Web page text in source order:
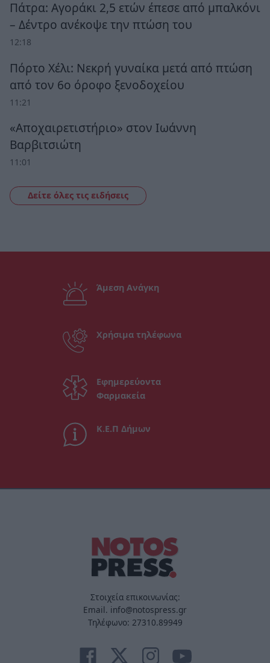
Πάτρα: Αγοράκι 2,5 ετών έπεσε από μπαλκόνι
– Δέντρο ανέκοψε την πτώση του
12:18
Πόρτο Χέλι: Νεκρή γυναίκα μετά από πτώση
από τον 6ο όροφο ξενοδοχείου
11:21
«Αποχαιρετιστήριο» στον Ιωάννη
Βαρβιτσιώτη
11:01
Δείτε όλες τις ειδήσεις
Άμεση Ανάγκη
Χρήσιμα τηλέφωνα
Εφημερεύοντα
Φαρμακεία
Κ.Ε.Π Δήμων
Στοιχεία επικοινωνίας:
Email. info@notospress.gr
Τηλέφωνο: 27310.89949